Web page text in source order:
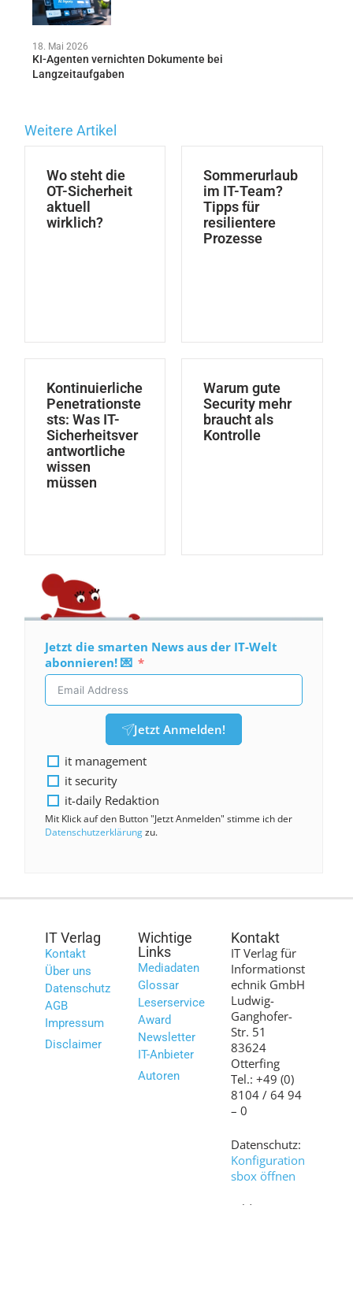
18. Mai 2026
KI-Agenten vernichten Dokumente bei
Langzeitaufgaben
Weitere Artikel
Wo steht die
OT-Sicherheit
aktuell
wirklich?
Sommerurlaub
im IT-Team?
Tipps für
resilientere
Prozesse
Kontinuierliche
Penetrationste
sts: Was IT-
Sicherheitsver
antwortliche
wissen
müssen
Warum gute
Security mehr
braucht als
Kontrolle
Jetzt die smarten News aus der IT-Welt
abonnieren! 💌
Jetzt Anmelden!
it management
it security
it-daily Redaktion
Mit Klick auf den Button "Jetzt Anmelden" stimme ich der
Datenschutzerklärungzu.
IT Verlag
Kontakt
Über uns
Datenschutz
AGB
Impressum
Disclaimer
Wichtige
Links
Mediadaten
Glossar
Leserservice
Award
Newsletter
IT-Anbieter
Autoren
Kontakt
IT Verlag für
Informationst
echnik GmbH
Ludwig-
Ganghofer-
Str. 51
83624
Otterfing
Tel.: +49 (0)
8104 / 64 94
– 0
Datenschutz:
Konfiguration
sbox öffnen
Bilder: